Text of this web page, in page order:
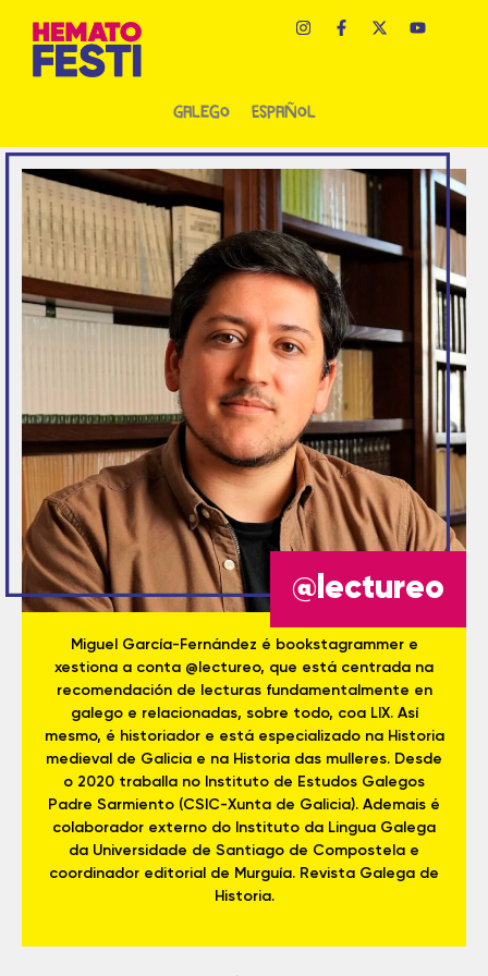
Galego Español
@lectureo
Miguel García-Fernández é bookstagrammer e
xestiona a conta @lectureo, que está centrada na
recomendación de lecturas fundamentalmente en
galego e relacionadas, sobre todo, coa LIX. Así
mesmo, é historiador e está especializado na Historia
medieval de Galicia e na Historia das mulleres. Desde
o 2020 traballa no Instituto de Estudos Galegos
Padre Sarmiento (CSIC-Xunta de Galicia). Ademais é
colaborador externo do Instituto da Lingua Galega
da Universidade de Santiago de Compostela e
coordinador editorial de Murguía. Revista Galega de
Historia.